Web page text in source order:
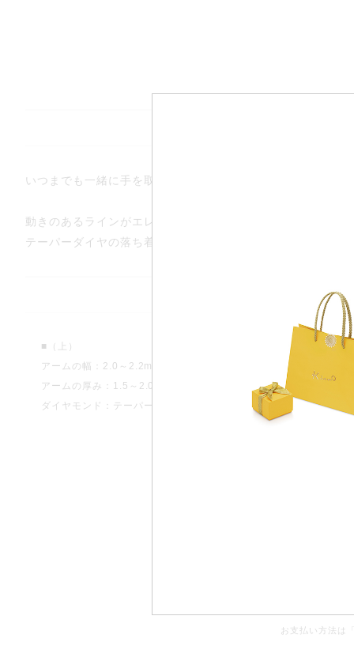
いつまでも一緒に手を取り合い、人生を歩むふたりの姿に重
動きのあるラインがエレガントな雰囲気です。
テーパーダイヤの落ち着いた輝きで気品ある手元に。
■（上）
アームの幅：2.0～2.2mm
アームの厚み：1.5～2.0mm
ダイヤモンド：テーパーカット3.0mm×1.5mm
■（下）
アームの幅：
アームの厚み
お支払い方法は
ズ直し”や“リフレッシュ仕上げ（洗
取り）”などのアフターサービスを
保証しております。
外の商品もございます。